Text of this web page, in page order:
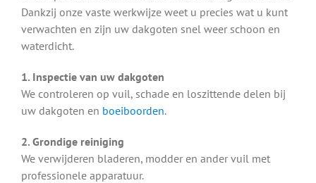
Dankzij onze vaste werkwijze weet u precies wat u kunt
verwachten en zijn uw dakgoten snel weer schoon en
waterdicht.
1. Inspectie van uw dakgoten
We controleren op vuil, schade en loszittende delen bij
uw dakgoten en boeiboorden.
2. Grondige reiniging
We verwijderen bladeren, modder en ander vuil met
professionele apparatuur.